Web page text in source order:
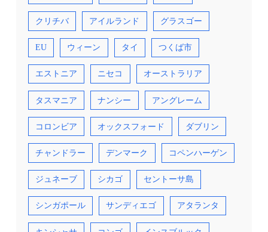
クリチバ アイルランド グラスゴー
EU ウィーン タイ つくば市
エストニア ニセコ オーストラリア
タスマニア ナンシー アングレーム
コロンビア オックスフォード ダブリン
チャンドラー デンマーク コペンハーゲン
ジュネーブ シカゴ セントーサ島
シンガポール サンディエゴ アタランタ